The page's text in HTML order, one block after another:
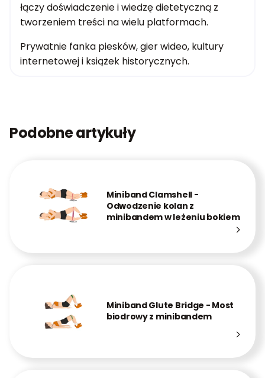
łączy doświadczenie i wiedzę dietetyczną z
tworzeniem treści na wielu platformach.
Prywatnie fanka piesków, gier wideo, kultury
internetowej i książek historycznych.
Podobne artykuły
Miniband Clamshell -
Odwodzenie kolan z
minibandem w leżeniu bokiem
Miniband Glute Bridge - Most
biodrowy z minibandem